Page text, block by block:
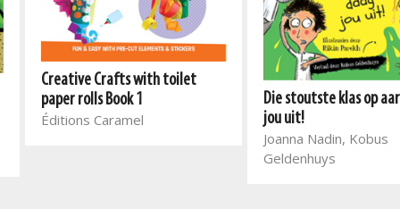
Creative Crafts with toilet
paper rolls Book 1
Éditions Caramel
Die stoutste klas op
jou uit!
Joanna Nadin, Kobus
Geldenhuys